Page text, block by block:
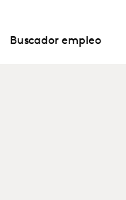
Buscador empleo